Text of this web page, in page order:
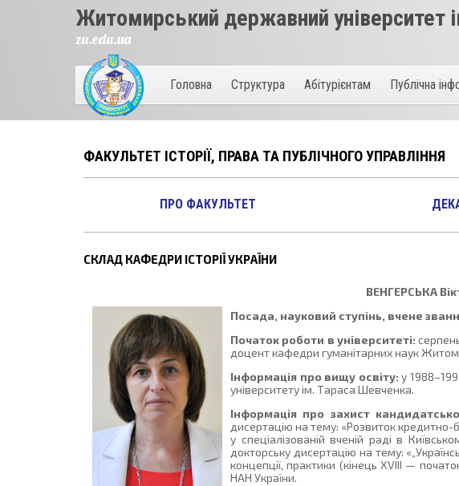
Житомирський державний університет
zu.edu.ua
Головна Структура Абітурієнтам Публічна
ФАКУЛЬТЕТ ІСТОРІЇ, ПРАВА ТА ПУБЛІЧНОГО УПРАВЛІННЯ
ПРО ФАКУЛЬТЕТ
СКЛАД КАФЕДРИ ІСТОРІЇ УКРАЇНИ
ВЕНГЕРСЬКА
Посада, науковий ступінь, вчене
Початок роботи в університеті:
доцент кафедри гуманітарних наук
Інформація про вищу освіту: у
університету ім. Тараса Шевченка.
Інформація про захист
дисертацію на тему: «Розвиток кредитно-
у спеціалізованій вченій раді в
докторську дисертацію на тему:
концепції, практики (кінець ХVIII — початок
НАН України.